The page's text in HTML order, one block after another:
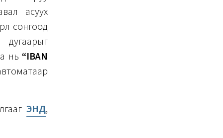
асуух
сонгоод
нь “IBAN
ЭНД,